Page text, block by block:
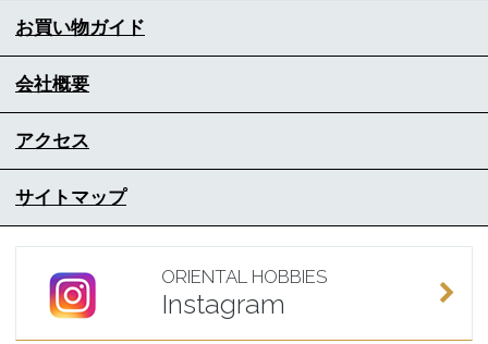
お買い物ガイド
会社概要
アクセス
サイトマップ
ORIENTAL HOBBIES
Instagram